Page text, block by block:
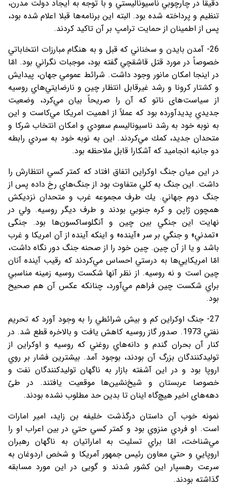
دقيقا در چارچوبي ناسيوناليستي و با توجه به ايجاد دولت مدرن،
تنظیم و پرداخته شده بود. البته این برنامه‌ها قبلا اعلام شده بود،
پس از اطمینان از حمایت ترامپ بر آن تاکید کردند.
26- آمدن بايدن و سخناني كه قبل و به هنگام مبارزات انتخاباتي
خصوصاً در مورد قتل قاشقچي گفته بود، موجبات نگراني بود. امّا
در اينجا امكان مانور وجود داشت. شرائط عمومي جهان، پيدايش
و کشتار كرونا و رشد غيرقابل انتظار چين و نارضايتي‌هاي روسيه
از سياست‌های‌ ناتو كه آن را صريحاً بيان مي‌كرد، وضعيت
جديدي پديدآورده بود كه عملاً از اهميت امريكا مي‌كاست و اين
به نوبه خود به رشد ناسيوناليسم سعودي و امكان انتخاب شرکا و
متحدان جدید، كمك مي‌كردند. اين به نوبه خود به سردي رابطه
دو جانبه انجاميد كه آشكارا قابل ملاحظه بود.
در اين ميان جنگ اوكراين اتفاق افتاد كه كمتر كسي انتظارش را
داشت. اين جنگ به كلي متفاوت بود از جنگ‌هاي رخ داده پس از
جنگ دوم جهاني. يك طرف مجموعه غرب و متحدان نزديكش
همچون ژاپن و كره جنوبي بودند و طرف ديگر روسيه. ولي در
نهایت اين جنگي بین چین و آنگلوساکسون‌ها بود. جنگی
«تمدني» و جنگي بر سر «آينده» و اينكه آينده از آن امريكا و غرب
باشد و يا از آن چين. چين خود را از صحنه جنگ دور نگاه داشت،
امّا امريكايي‌ها به درستي احساس مي‌كردند كه رقيب آينده آنان
چين است و نه روسيه. از نظر آنها شكست روسيه زمينه مناسبي
براي شكست چين فراهم مي‌آورد، چنانكه عكس آن هم صحيح
بود.
27- جنگ اوكراين كم و بيش شرائطي را به وجود آورد كه تحريم
نفتي 1973. صدور گاز روسيه كاهش يافت و بالاخره قطع شد. در
كنار آن بحران گندم و دانه‌هاي روغني كه روسيه و اوكراين از
توليدكنندگان بزرگ آن بودند، بوجود آمد. بيشترين فشار بر روي
اروپا بود و در اين آشفته بازار به ناگهان توليدكنندگان نفت و
خصوصا عربستان و شيخ‌نشين‌ها موقعيت يافتند. در طیّ
دهه‌های اخیر هیچ‌گاه اینان تا بدین حد مطلوب نشده بودند.
نمونه خوب آن داستان درگذشت خليفه بن زاید، امير امارات
است. او فردي منزوي بود و كمتر كسي حتي در بين اعراب او را
مي‌شناخت، امّا براي تسليت به اماراتيان به ناگهان رهبران
اروپايي و حتي معاون رئيس جمهور آمريكا و شخص اردوغان به
سرعت رهسپار اين كشور شدند و گویی در این مورد مسابقه
گذاشته بودند.